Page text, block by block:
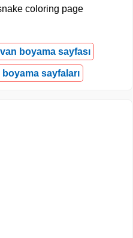
coloring page
boyama sayfası
boyama sayfaları